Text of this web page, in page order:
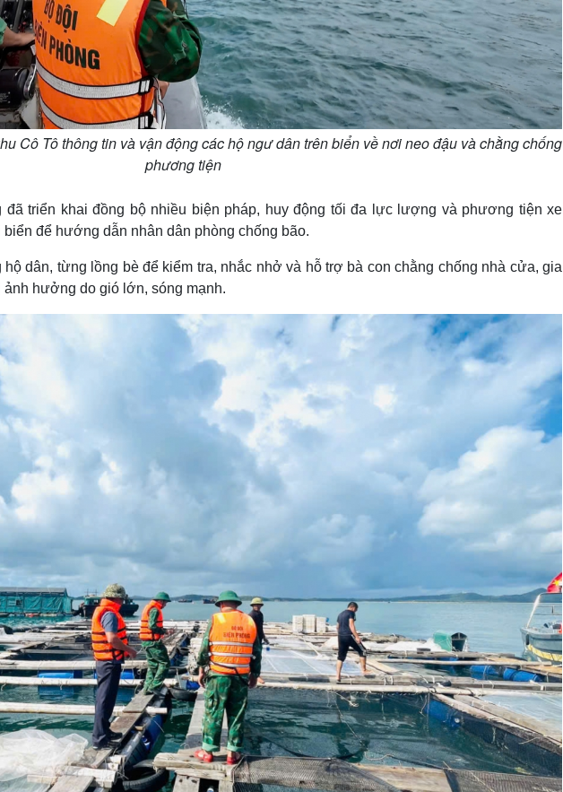
Cô Tô thông tin và vận động các hộ ngư dân trên biển về nơi neo đậu và chằng chống
phương tiện
đã triển khai đồng bộ nhiều biện pháp, huy động tối đa lực lượng và phương tiện xe
để hướng dẫn nhân dân phòng chống bão.
dân, từng lồng bè để kiểm tra, nhắc nhở và hỗ trợ bà con chằng chống nhà cửa, gia
hưởng do gió lớn, sóng mạnh.